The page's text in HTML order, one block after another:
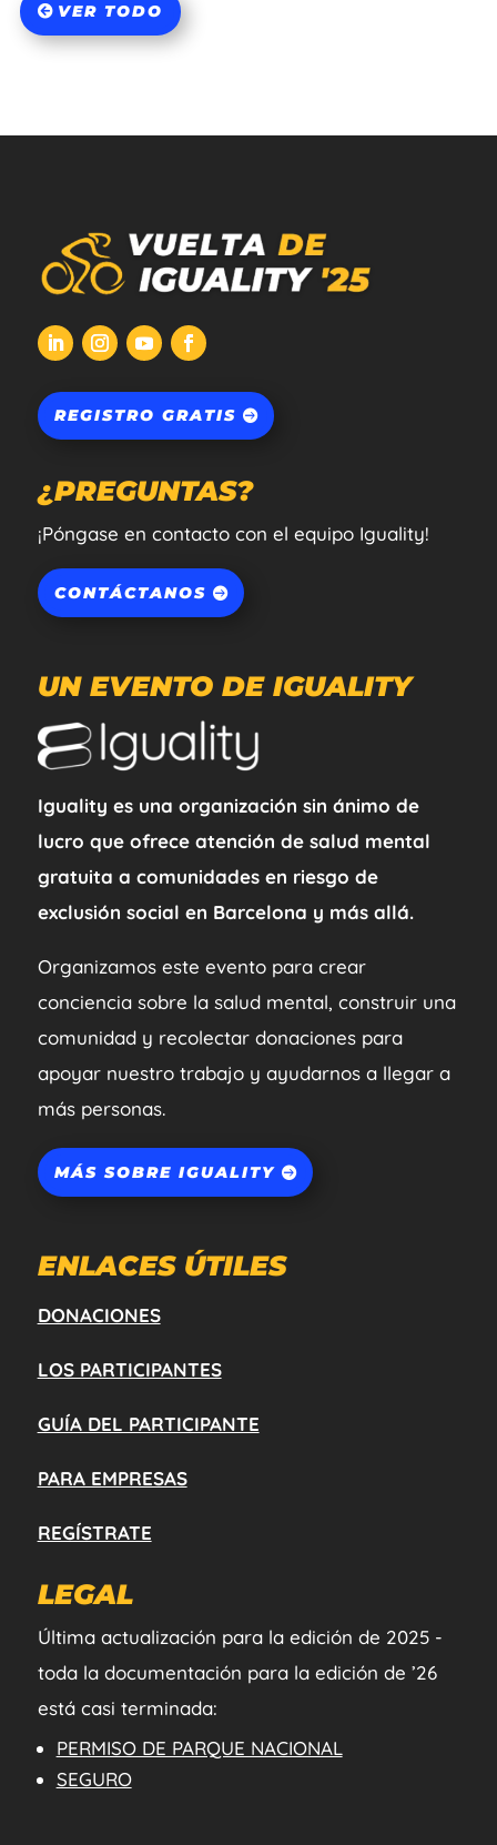
VER TODO
REGISTRO GRATIS
¿PREGUNTAS?
¡Póngase en contacto con el equipo Iguality!
CONTÁCTANOS
UN EVENTO DE IGUALITY
Iguality es una organización sin ánimo de
lucro que ofrece atención de salud mental
gratuita a comunidades en riesgo de
exclusión social en Barcelona y más allá.
Organizamos este evento para crear
conciencia sobre la salud mental, construir una
comunidad y recolectar donaciones para
apoyar nuestro trabajo y ayudarnos a llegar a
más personas.
MÁS SOBRE IGUALITY
ENLACES ÚTILES
DONACIONES
LOS PARTICIPANTES
GUÍA DEL PARTICIPANTE
PARA EMPRESAS
REGÍSTRATE
LEGAL
Última actualización para la edición de 2025 -
toda la documentación para la edición de ’26
está casi terminada:
PERMISO DE PARQUE NACIONAL
SEGURO